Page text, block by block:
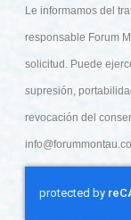
Le informamos del
responsable Forum
solicitud. Puede
supresión,
revocación del